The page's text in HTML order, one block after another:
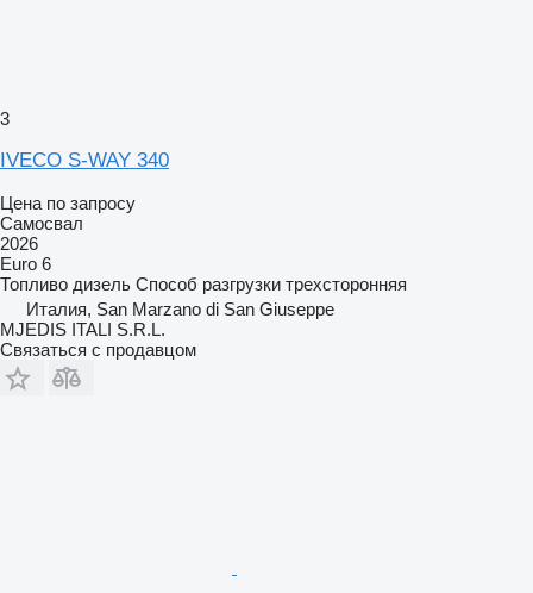
3
IVECO S-WAY 340
Цена по запросу
Самосвал
2026
Euro 6
Топливо дизель Способ разгрузки трехсторонняя
Италия, San Marzano di San Giuseppe
MJEDIS ITALI S.R.L.
Связаться с продавцом